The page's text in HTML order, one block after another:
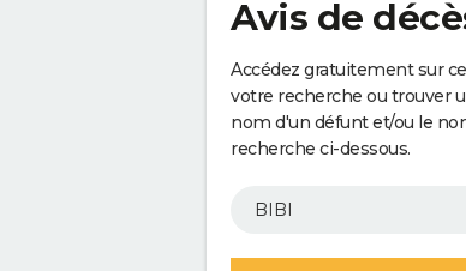
Avis de
Accédez gratuitement sur
votre recherche ou trouver
nom d'un défunt et/ou le
recherche ci-dessous.